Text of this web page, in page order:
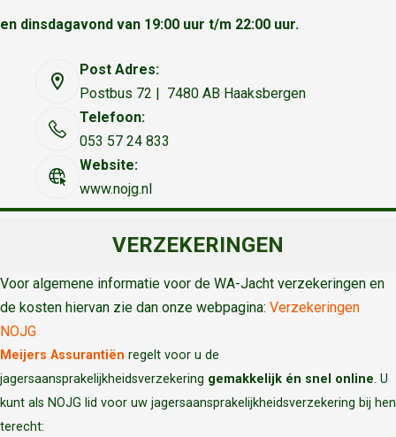
en dinsdagavond van 19:00 uur t/m 22:00 uur.
Post Adres:
Postbus 72 | 7480 AB Haaksbergen
Telefoon:
053 57 24 833
Website:
www.nojg.nl
VERZEKERINGEN
Voor algemene informatie voor de WA-Jacht verzekeringen en
de kosten hiervan zie dan onze webpagina: Verzekeringen
NOJG
Meijers Assurantiën regelt voor u de
jagersaansprakelijkheidsverzekering gemakkelijk én snel online. U
kunt als NOJG lid voor uw jagersaansprakelijkheidsverzekering bij hen
terecht: